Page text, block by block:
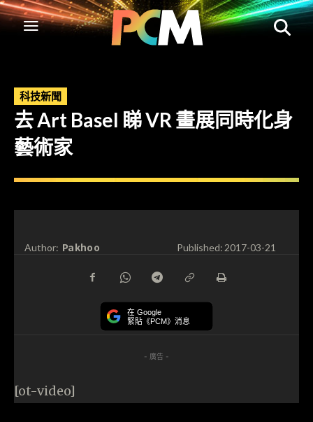
科技新聞
去 Art Basel 睇 VR 畫展同時化身
藝術家
Author: Pakhoo Published:2017-03-21
在 Google
緊貼《PCM》消息
- 廣告 -
[ot-video]